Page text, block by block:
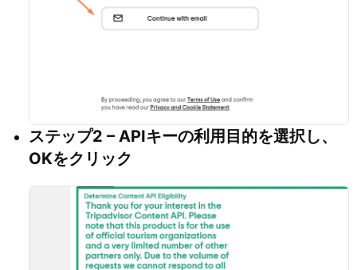
ステップ2 – APIキーの利用目的を選択し、
OKをクリック